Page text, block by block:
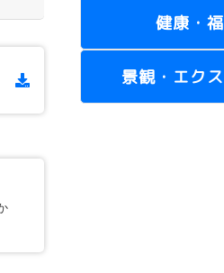
健康・
景観・エク